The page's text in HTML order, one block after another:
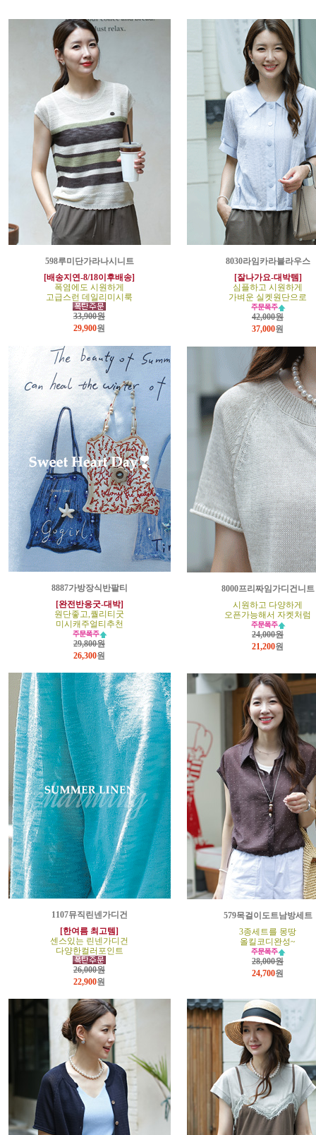
598루미단가라나시니트
[배송지연-8/18이후배송]
폭염에도 시원하게
고급스런 데일리미시룩
33,900원
29,900원
8030라임카라블라우스
[잘나가요-대박템]
심플하고 시원하게
가벼운 실켓원단으로
42,000원
37,000원
8887가방장식반팔티
[완전반응굿-대박]
원단좋고,퀄리티굿
미시캐주얼티추천
29,800원
26,300원
8000프리짜임가디건니트
시원하고 다양하게
오픈가능해서 자켓처럼
24,000원
21,200원
1107뮤직린넨가디건
[한여름 최고템]
센스있는 린넨가디건
다양한컬러포인트
26,000원
22,900원
579목걸이도트남방세트
3종세트를 몽땅
올킬코디완성~
28,000원
24,700원